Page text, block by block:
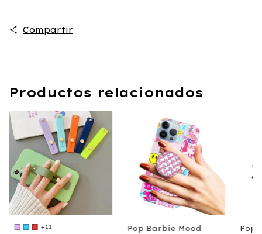
Compartir
Productos relacionados
+11 Pop Barbie Mood Pop